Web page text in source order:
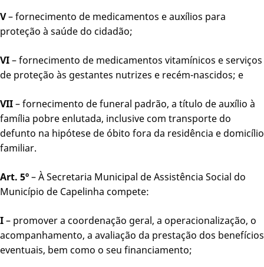
V– fornecimento de medicamentos e auxílios para
proteção à saúde do cidadão;
VI– fornecimento de medicamentos vitamínicos e serviços
de proteção às gestantes nutrizes e recém-nascidos; e
VII– fornecimento de funeral padrão, a título de auxílio à
família pobre enlutada, inclusive com transporte do
defunto na hipótese de óbito fora da residência e domicílio
familiar.
Art. 5º– À Secretaria Municipal de Assistência Social do
Município de Capelinha compete:
I– promover a coordenação geral, a operacionalização, o
acompanhamento, a avaliação da prestação dos benefícios
eventuais, bem como o seu financiamento;